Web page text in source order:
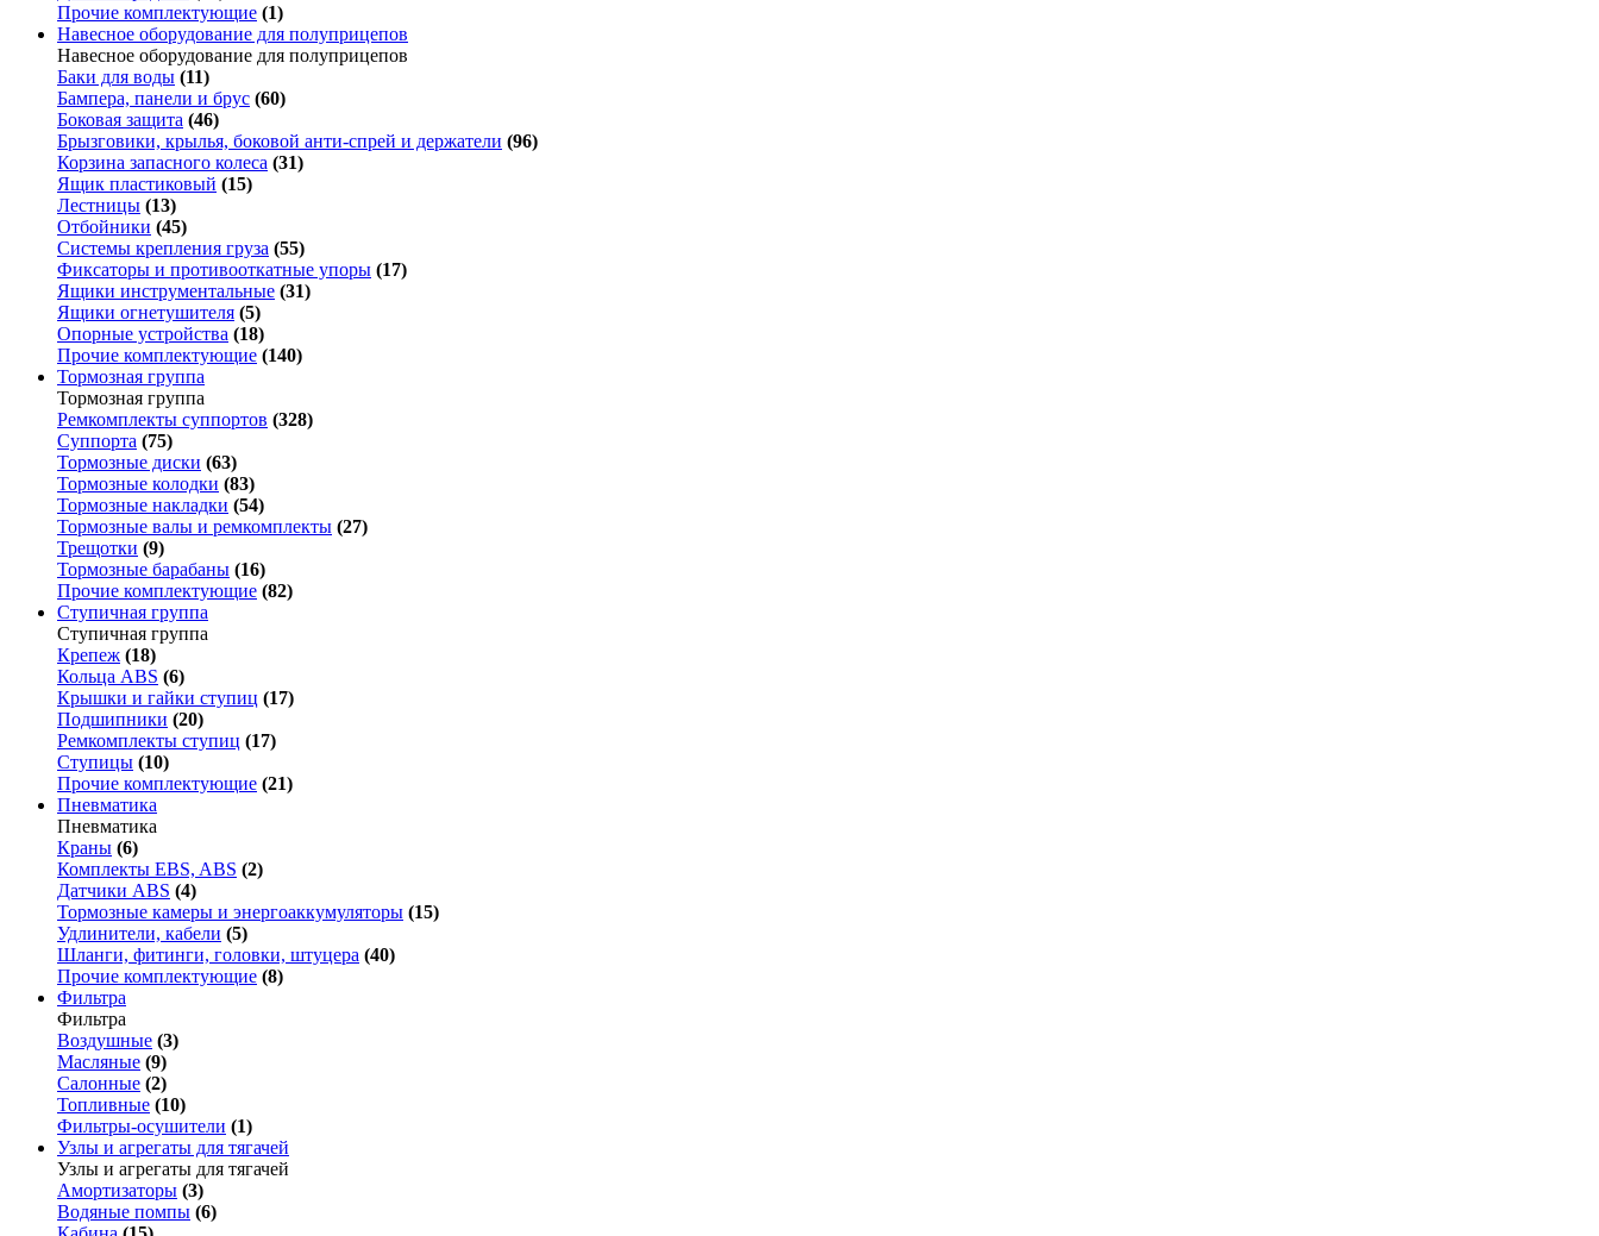
Прочие комплектующие (1)
Навесное оборудование для полуприцепов
Навесное оборудование для полуприцепов
Баки для воды (11)
Бампера, панели и брус (60)
Боковая защита (46)
Брызговики, крылья, боковой анти-спрей и держатели (96)
Корзина запасного колеса (31)
Ящик пластиковый (15)
Лестницы (13)
Отбойники (45)
Системы крепления груза (55)
Фиксаторы и противооткатные упоры (17)
Ящики инструментальные (31)
Ящики огнетушителя (5)
Опорные устройства (18)
Прочие комплектующие (140)
Тормозная группа
Тормозная группа
Ремкомплекты суппортов (328)
Суппорта (75)
Тормозные диски (63)
Тормозные колодки (83)
Тормозные накладки (54)
Тормозные валы и ремкомплекты (27)
Трещотки (9)
Тормозные барабаны (16)
Прочие комплектующие (82)
Ступичная группа
Ступичная группа
Крепеж (18)
Кольца ABS (6)
Крышки и гайки ступиц (17)
Подшипники (20)
Ремкомплекты ступиц (17)
Ступицы (10)
Прочие комплектующие (21)
Пневматика
Пневматика
Краны (6)
Комплекты EBS, ABS (2)
Датчики ABS (4)
Тормозные камеры и энергоаккумуляторы (15)
Удлинители, кабели (5)
Шланги, фитинги, головки, штуцера (40)
Прочие комплектующие (8)
Фильтра
Фильтра
Воздушные (3)
Масляные (9)
Салонные (2)
Топливные (10)
Фильтры-осушители (1)
Узлы и агрегаты для тягачей
Узлы и агрегаты для тягачей
Амортизаторы (3)
Водяные помпы (6)